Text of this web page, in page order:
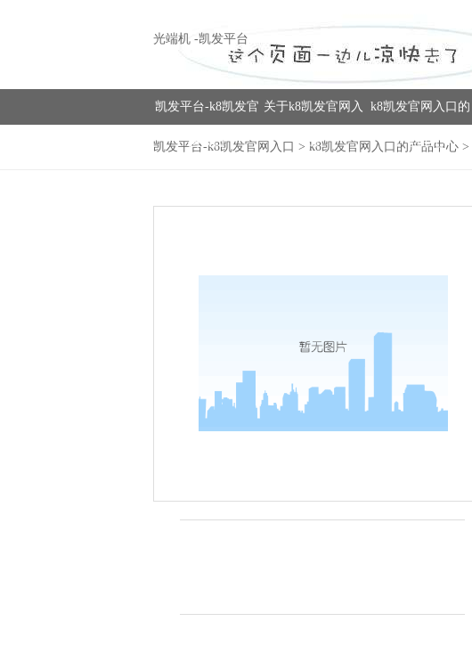
光端机 -凯发平台
凯发平台-k8凯发官
网入口
关于k8凯发官网入
口
k8凯发官网入口的
产品中心
凯发平台-k8凯发官网入口 > k8凯发官网入口的产品中心 >